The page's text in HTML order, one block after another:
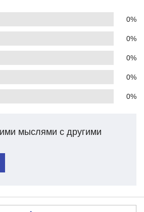
0%
0%
0%
0%
0%
мыслями с другими